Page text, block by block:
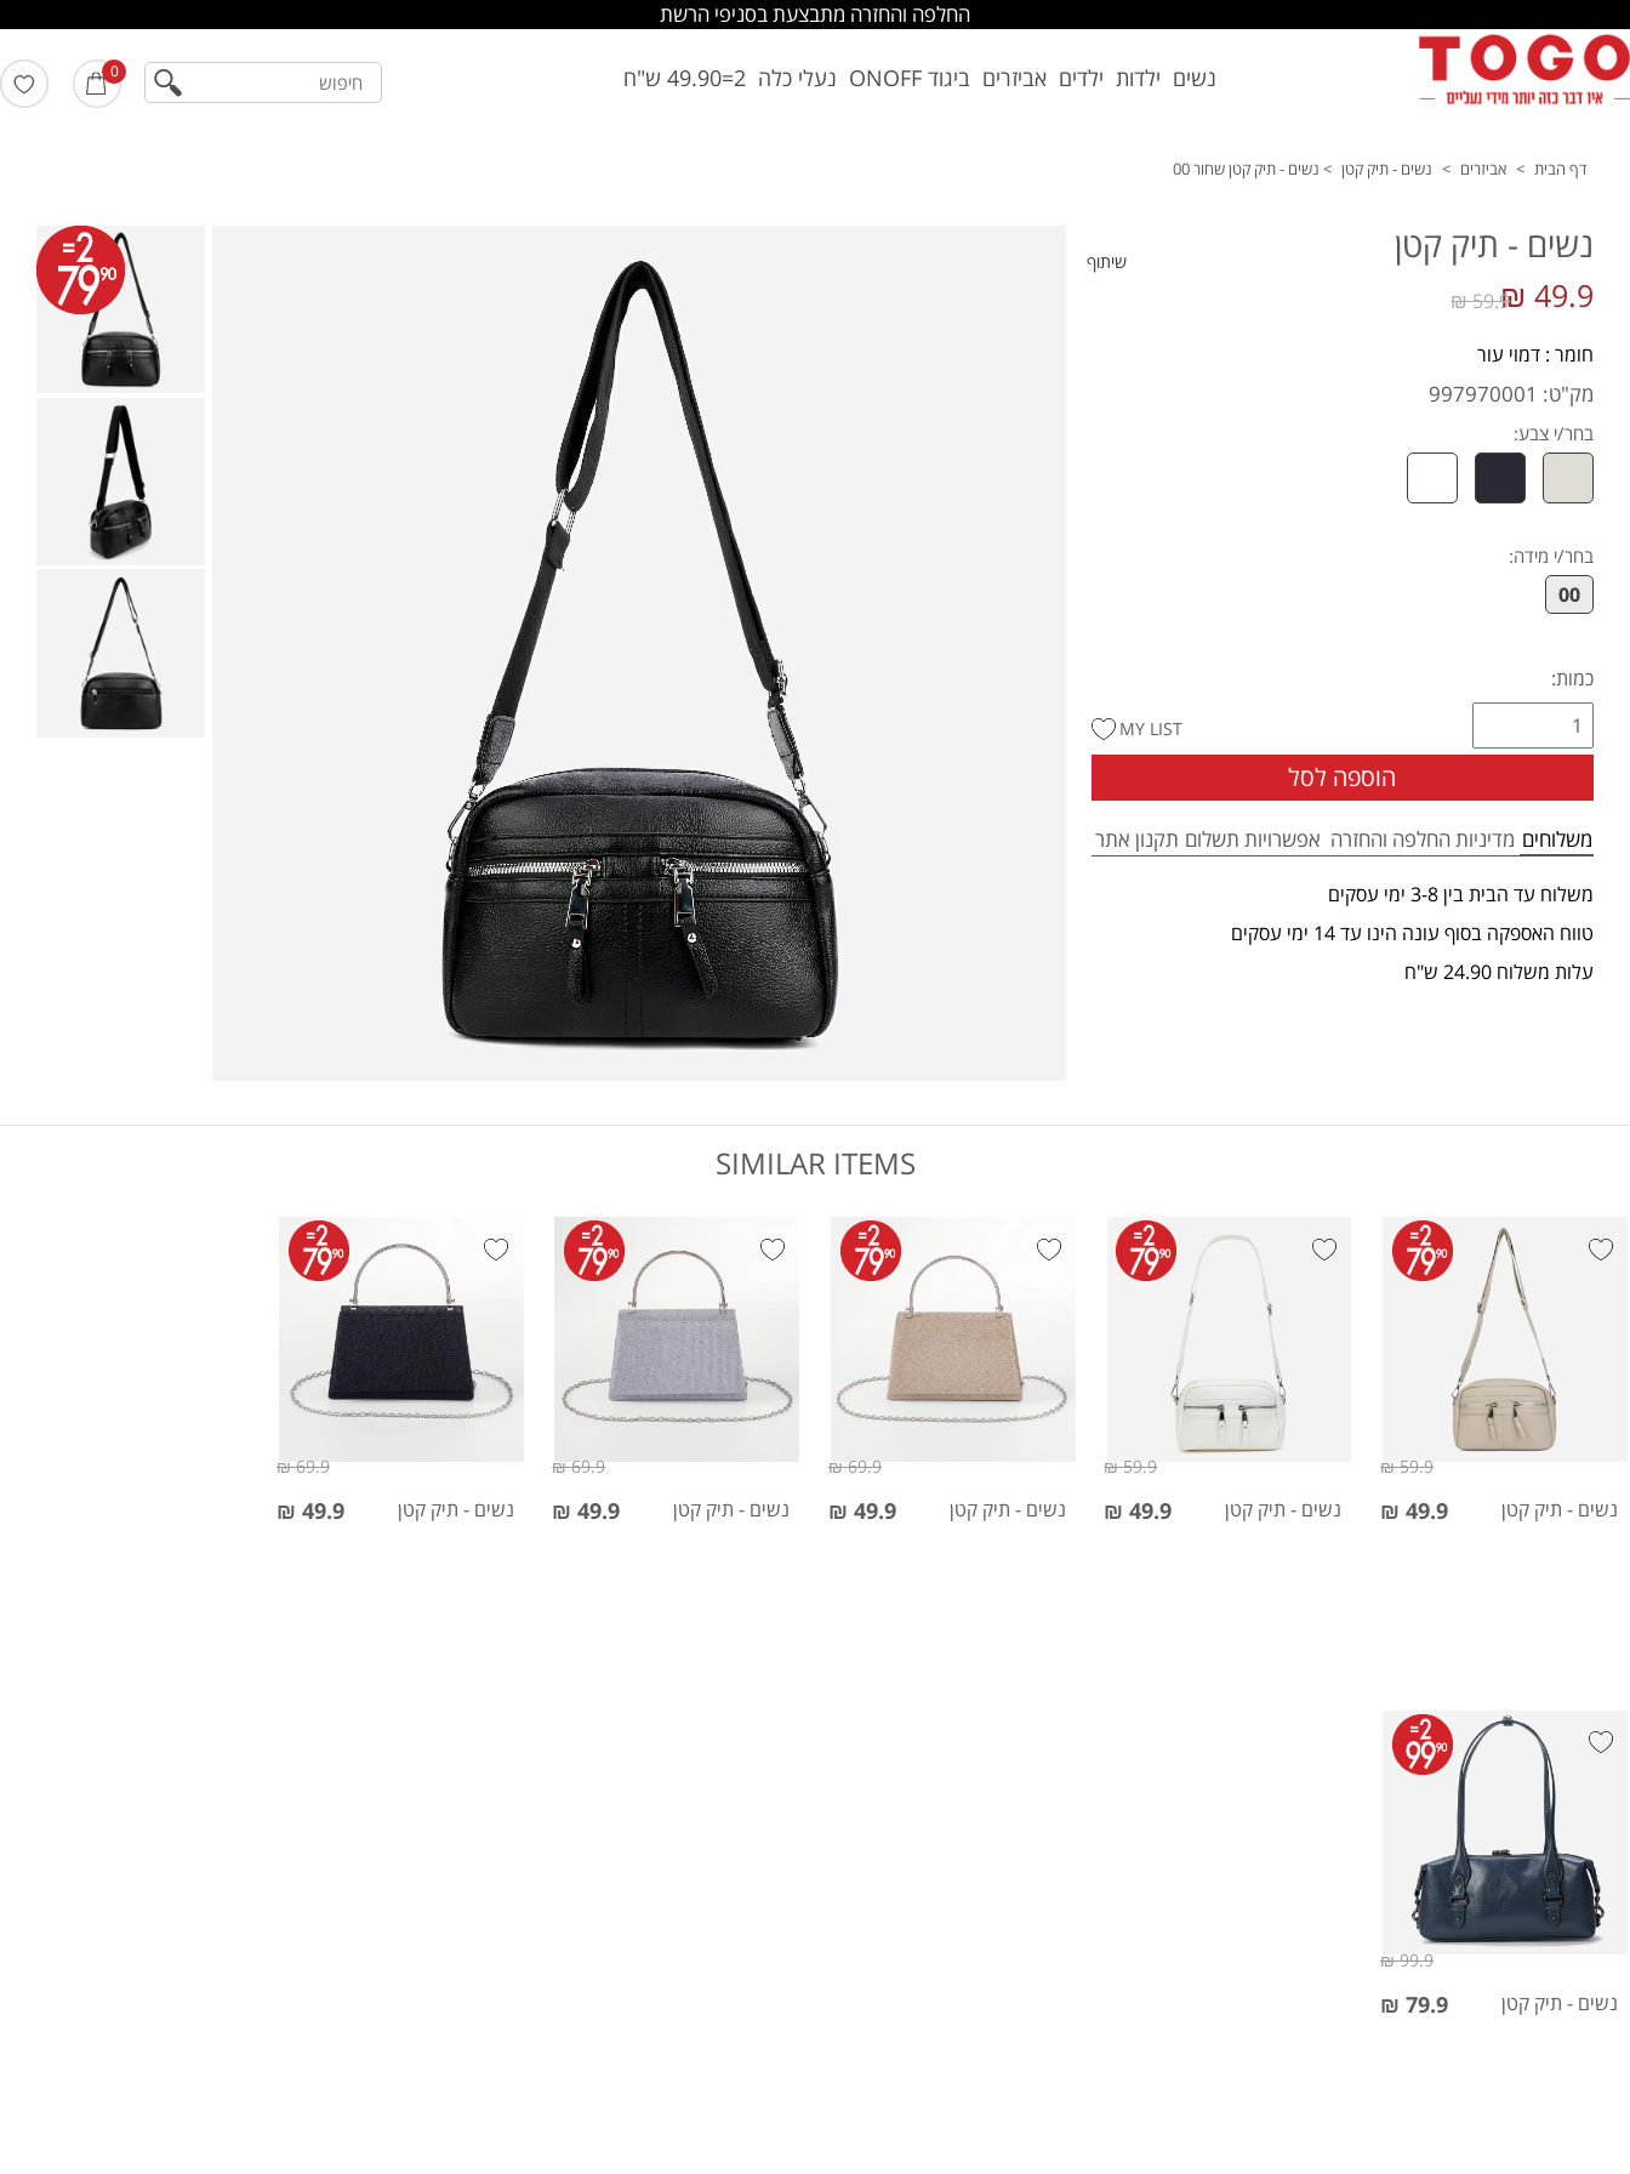
החלפה והחזרה מתבצעת בסניפי הרשת
נשים ילדות ילדים אביזרים ביגוד ONOFF נעלי כלה 2=49.90 ש"ח 0 חיפוש
דף הבית > אביזרים > נשים - תיק קטן > נשים - תיק קטן שחור 00
שיתוף נשים - תיק קטן
49.9 ₪
59.9 ₪
חומר : דמוי עור
מק"ט: 997970001
בחר/י צבע:
בחר/י מידה:
00
כמות:
הוספה לסל
MY LIST
משלוחים מדיניות החלפה והחזרה אפשרויות תשלום תקנון אתר
משלוח עד הבית בין 3-8 ימי עסקים
טווח האספקה בסוף עונה הינו עד 14 ימי עסקים
עלות משלוח 24.90 ש"ח
SIMILAR ITEMS
נשים - תיק קטן 49.9 ₪
59.9 ₪
נשים - תיק קטן 49.9 ₪
59.9 ₪
נשים - תיק קטן 49.9 ₪
69.9 ₪
נשים - תיק קטן 49.9 ₪
69.9 ₪
נשים - תיק קטן 49.9 ₪
69.9 ₪
נשים - תיק קטן 79.9 ₪
99.9 ₪